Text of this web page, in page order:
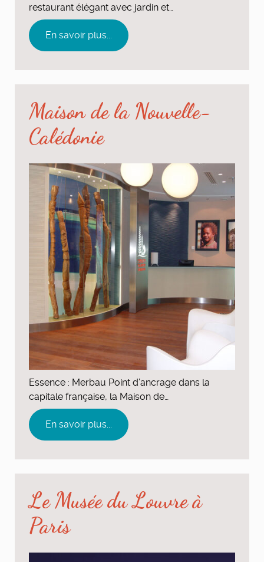
restaurant élégant avec jardin et…
En savoir plus...
Maison de la Nouvelle-
Calédonie
Essence : Merbau Point d’ancrage dans la
capitale française, la Maison de…
En savoir plus...
Le Musée du Louvre à
Paris